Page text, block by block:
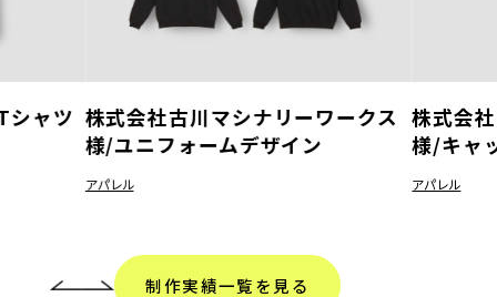
シャツ 株式会社古川マシナリーワークス
様/ユニフォームデザイン
アパレル
株式会
様/キャ
アパレル
制作実績一覧を見る